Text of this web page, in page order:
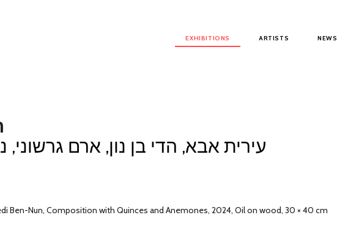
EXHIBITIONS ARTISTS NEWS
עירית אבא, הדי בן נון, ארם גרשוני,
Ben-Nun, Composition with Quinces and Anemones, 2024, Oil on wood, 30 × 40 cm
Natalia Zourabova, Flowers and cup, 90 x 70 cm, oil canvas
Natalia Zourabova, Stillife, Jaffa, 130x130cm